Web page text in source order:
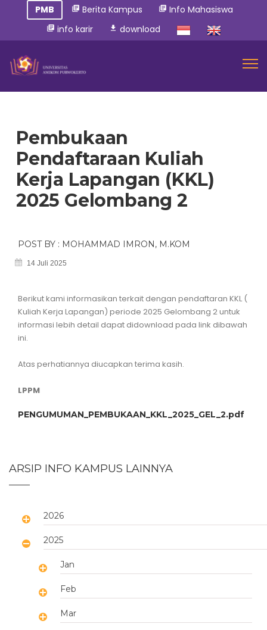
PMB library_books Berita Kampus library_books Info Mahasiswa
library_books info karir download download
Pembukaan
Pendaftaraan Kuliah
Kerja Lapangan (KKL)
2025 Gelombang 2
POST BY : MOHAMMAD IMRON, M.KOM
14 Juli 2025
Berikut kami informasikan terkait dengan pendaftaran KKL (
Kuliah Kerja Lapangan) periode 2025 Gelombang 2 untuk
informasi lebih detail dapat didownload pada link dibawah
ini.
Atas perhatiannya diucapkan terima kasih.
LPPM
PENGUMUMAN_PEMBUKAAN_KKL_2025_GEL_2.pdf
ARSIP INFO KAMPUS LAINNYA
2026
2025
Jan
Feb
Mar